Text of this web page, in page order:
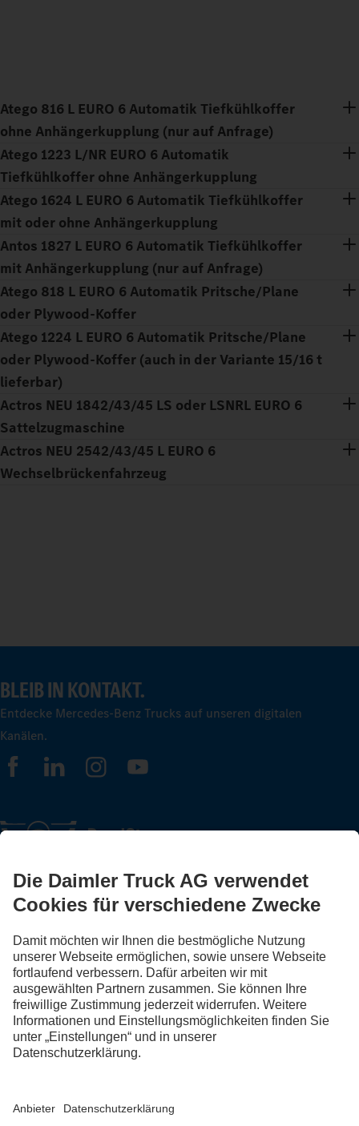
Atego 816 L EURO 6 Automatik Tiefkühlkoffer
ohne Anhängerkupplung (nur auf Anfrage)
Atego 1223 L/NR EURO 6 Automatik
Tiefkühlkoffer ohne Anhängerkupplung
Atego 1624 L EURO 6 Automatik Tiefkühlkoffer
mit oder ohne Anhängerkupplung
Antos 1827 L EURO 6 Automatik Tiefkühlkoffer
mit Anhängerkupplung (nur auf Anfrage)
Atego 818 L EURO 6 Automatik Pritsche/Plane
oder Plywood-Koffer
Atego 1224 L EURO 6 Automatik Pritsche/Plane
oder Plywood-Koffer (auch in der Variante 15/16 t
lieferbar)
Actros NEU 1842/43/45 LS oder LSNRL EURO 6
Sattelzugmaschine
Actros NEU 2542/43/45 L EURO 6
Wechselbrückenfahrzeug
BLEIB IN KONTAKT.
Entdecke Mercedes-Benz Trucks auf unseren digitalen
Kanälen.
FOLLOW THE ROADSTARS.
Tausche jetzt Erfahrungen mit anderen Truckerinnen und
Steig ein
Datenschutz